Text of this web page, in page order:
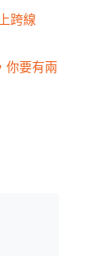
跨線
你要有兩